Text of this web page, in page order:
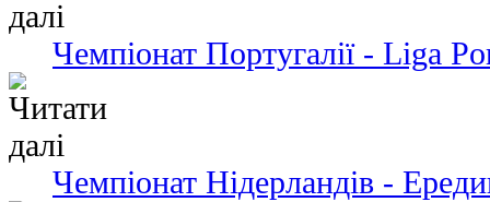
Чемпіонат Португалії - Liga
Чемпіонат Нідерландів -